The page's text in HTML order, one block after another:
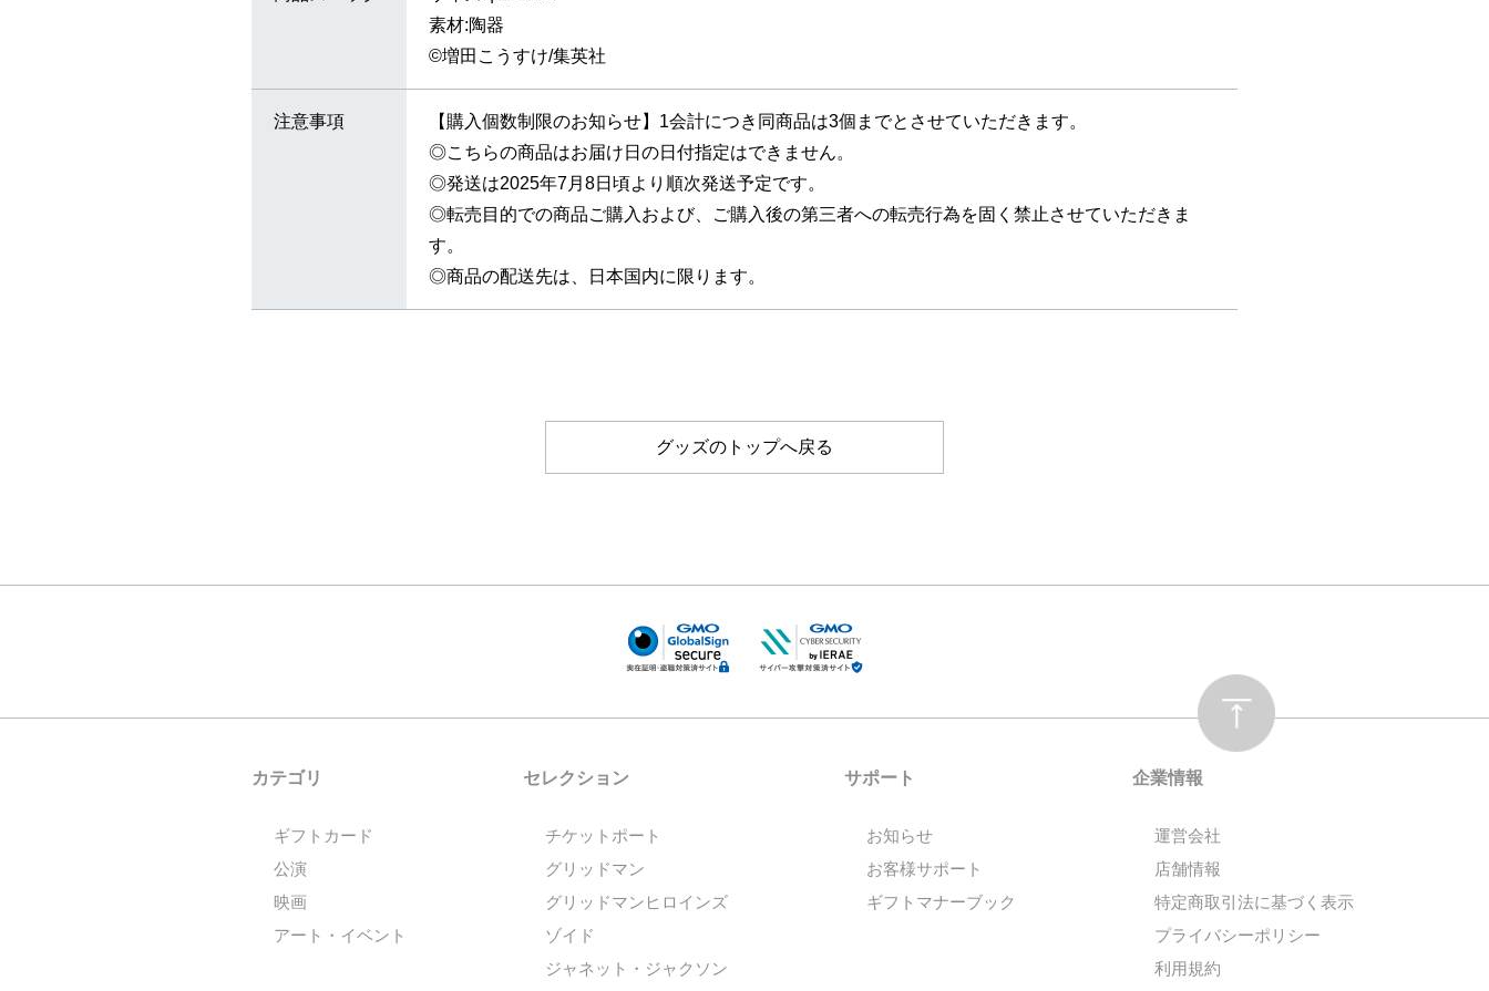
素材:陶器
©増田こうすけ/集英社
注意事項
【購入個数制限のお知らせ】1会計につき同商品は3個までとさせていただきます。
◎こちらの商品はお届け日の日付指定はできません。
◎発送は2025年7月8日頃より順次発送予定です。
◎転売目的での商品ご購入および、ご購入後の第三者への転売行為を固く禁止させていただきま
す。
◎商品の配送先は、日本国内に限ります。
グッズのトップへ戻る
カテゴリ
ギフトカード
公演
映画
アート・イベント
セレクション
チケットポート
グリッドマン
グリッドマンヒロインズ
ゾイド
ジャネット・ジャクソン
サポート
お知らせ
お客様サポート
ギフトマナーブック
企業情報
運営会社
店舗情報
特定商取引法に基づく表示
プライバシーポリシー
利用規約